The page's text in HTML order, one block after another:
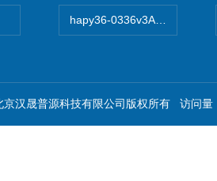
hapy36-0336v3A高精度小型
汉晟普源科技有限公司版权所有 访问量